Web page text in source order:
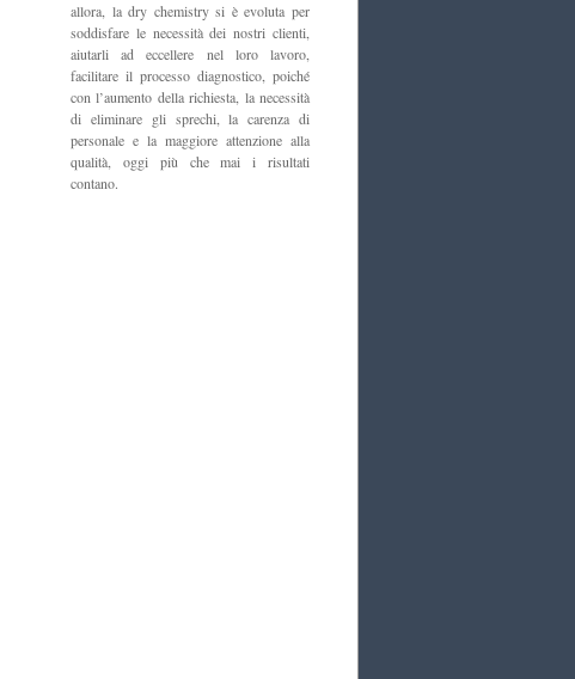
allora, la dry chemistry si è evoluta per
soddisfare le necessità dei nostri clienti,
aiutarli ad eccellere nel loro lavoro,
facilitare il processo diagnostico, poiché
con l’aumento della richiesta, la necessità
di eliminare gli sprechi, la carenza di
personale e la maggiore attenzione alla
qualità, oggi più che mai i risultati
contano.